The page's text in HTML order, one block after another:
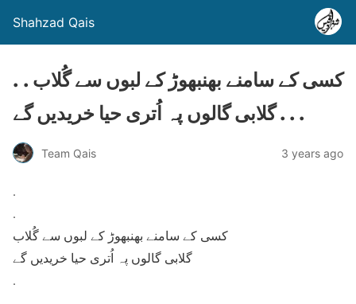
Shahzad Qais
. . کسی کے سامنے بھنبھوڑ کے لبوں سے گُلاب
گلابی گالوں پہ اُتری حیا خریدیں گے . . .
Team Qais 3 years ago
.
.
کسی کے سامنے بھنبھوڑ کے لبوں سے گُلاب
گلابی گالوں پہ اُتری حیا خریدیں گے
.